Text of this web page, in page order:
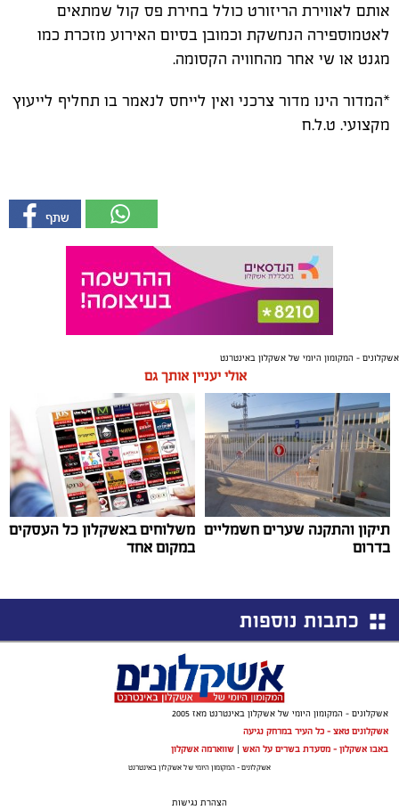
אותם לאווירת הריזורט כולל בחירת פס קול שמתאים
לאטמוספירה הנחשקת וכמובן בסיום האירוע מזכרת כמו
מגנט או שי אחר מהחוויה הקסומה.
*המדור הינו מדור צרכני ואין לייחס לנאמר בו תחליף לייעוץ
מקצועי. ט.ל.ח
אשקלונים - המקומון היומי של אשקלון באינטרנט
אולי יעניין אותך גם
תיקון והתקנה שערים חשמליים
בדרום
משלוחים באשקלון כל העסקים
במקום אחד
כתבות נוספות
אשקלונים - המקומון היומי של אשקלון באינטרנט מאז 2005
אשקלונים טאצ - כל העיר במרחק נגיעה
באבו אשקלון - מסעדת בשרים על האש | שווארמה אשקלון
אשקלונים - המקומון היומי של אשקלון באינטרנט
הצהרת נגישות